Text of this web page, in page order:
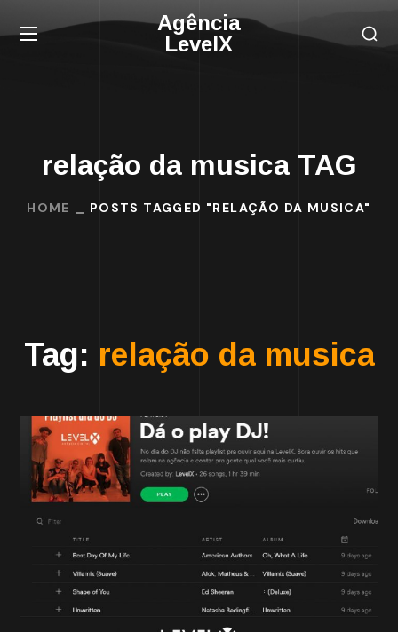
Agência
LevelX
relação da musica TAG
HOME POSTS TAGGED "RELAÇÃO DA MUSICA"
Tag: relação da musica